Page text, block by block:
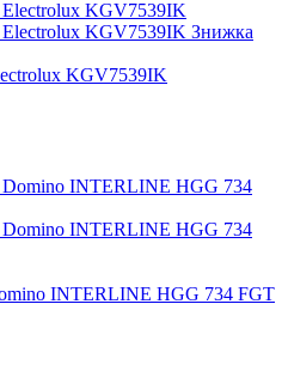
Знижка
KGV7539IK
INTERLINE HGG 734 FGT